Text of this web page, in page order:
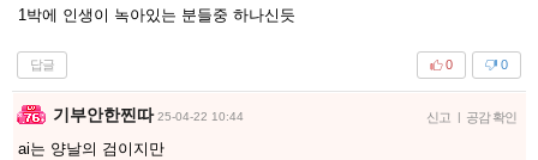
1박에 인생이 녹아있는 분들중 하나신듯
답글 0
0
기부안한찐따 25-04-22 10:44 신고 | 공감 확인
ai는 양날의 검이지만